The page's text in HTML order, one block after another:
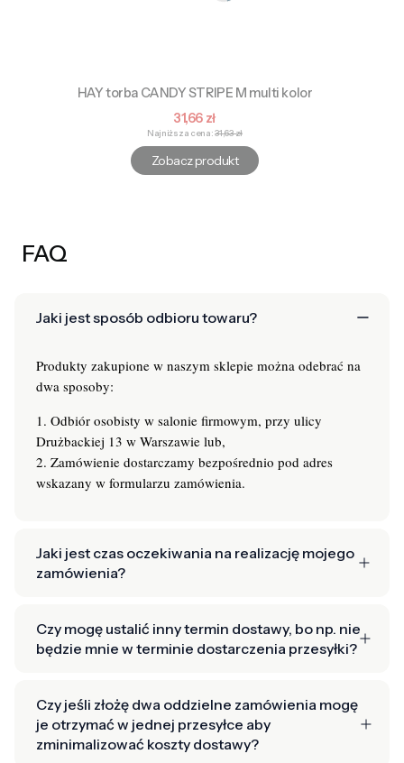
HAY torba CANDY STRIPE M multi kolor
Cena promocyjna
31,66 zł
Najniższa cena: 31,63 zł
Zobacz produkt
FAQ
Jaki jest sposób odbioru towaru?
Produkty zakupione w naszym sklepie można odebrać na
dwa sposoby:
1. Odbiór osobisty w salonie firmowym, przy ulicy
Drużbackiej 13 w Warszawie lub,
2. Zamówienie dostarczamy bezpośrednio pod adres
wskazany w formularzu zamówienia.
Jaki jest czas oczekiwania na realizację mojego
zamówienia?
Czy mogę ustalić inny termin dostawy, bo np. nie
będzie mnie w terminie dostarczenia przesyłki?
Czy jeśli złożę dwa oddzielne zamówienia mogę
je otrzymać w jednej przesyłce aby
zminimalizować koszty dostawy?